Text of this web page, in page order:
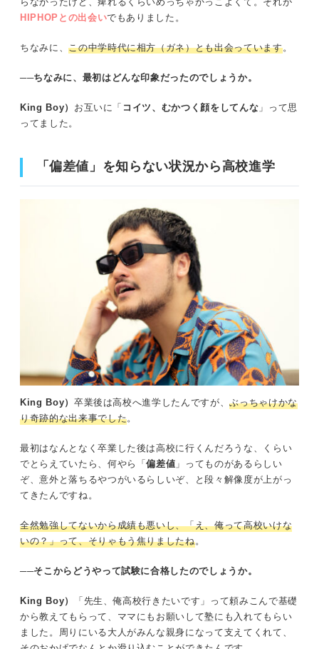
HIPHOPとの出会いでもありました。
ちなみに、この中学時代に相方（ガネ）とも出会っています。
──ちなみに、最初はどんな印象だったのでしょうか。
King Boy） お互いに「 コイツ、むかつく顔をしてんな 」って思
ってました。
「偏差値」を知らない状況から高校進学
King Boy） 卒業後は高校へ進学したんですが、ぶっちゃけかな
り奇跡的な出来事でした。
最初はなんとなく卒業した後は高校に行くんだろうな、くらい
でとらえていたら、何やら「偏差値 」ってものがあるらしい
ぞ、意外と落ちるやつがいるらしいぞ、と段々解像度が上がっ
てきたんですね。
全然勉強してないから成績も悪いし、「え、俺って高校いけな
いの？」って、そりゃもう焦りましたね。
──そこからどうやって試験に合格したのでしょうか。
King Boy）
「先生、俺高校行きたいです」って頼みこんで基礎
から教えてもらって、ママにもお願いして塾にも入れてもらい
ました。周りにいる大人がみんな親身になって支えてくれて、